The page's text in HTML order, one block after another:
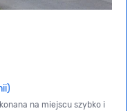
na miejscu szybko i